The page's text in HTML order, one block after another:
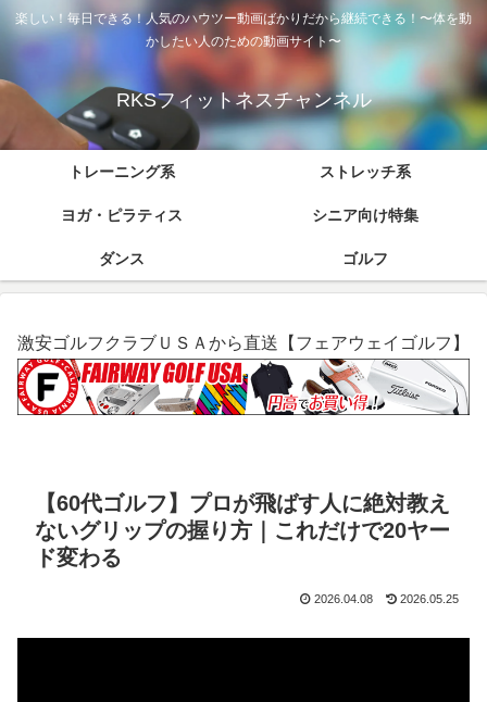
楽しい！毎日できる！人気のハウツー動画ばかりだから継続できる！〜体を動
かしたい人のための動画サイト〜
RKSフィットネスチャンネル
トレーニング系 ストレッチ系
ヨガ・ピラティス シニア向け特集
ダンス ゴルフ
激安ゴルフクラブＵＳＡから直送【フェアウェイゴルフ】
【60代ゴルフ】プロが飛ばす人に絶対教え
ないグリップの握り方｜これだけで20ヤー
ド変わる
2026.04.08 2026.05.25